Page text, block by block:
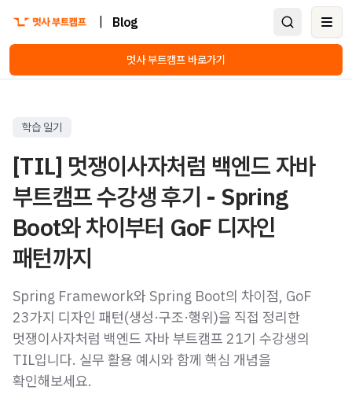
Blog
멋사 부트캠프 바로가기
학습 일기
[TIL] 멋쟁이사자처럼 백엔드 자바
부트캠프 수강생 후기 - Spring
Boot와 차이부터 GoF 디자인
패턴까지
Spring Framework와 Spring Boot의 차이점, GoF
23가지 디자인 패턴(생성·구조·행위)을 직접 정리한
멋쟁이사자처럼 백엔드 자바 부트캠프 21기 수강생의
TIL입니다. 실무 활용 예시와 함께 핵심 개념을
확인해보세요.